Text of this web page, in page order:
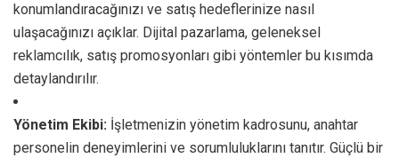
konumlandıracağınızı ve satış hedeflerinize nasıl
ulaşacağınızı açıklar. Dijital pazarlama, geleneksel
reklamcılık, satış promosyonları gibi yöntemler bu kısımda
detaylandırılır.
Yönetim Ekibi: İşletmenizin yönetim kadrosunu, anahtar
personelin deneyimlerini ve sorumluluklarını tanıtır. Güçlü bir